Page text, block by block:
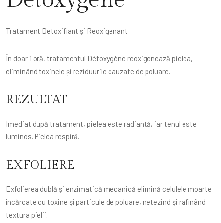
Tratament Detoxifiant și Reoxigenant
În doar 1 oră, tratamentul Détoxygène reoxigenează pielea,
eliminând toxinele și reziduurile cauzate de poluare.
REZULTAT
Imediat după tratament, pielea este radiantă, iar tenul este
luminos. Pielea respiră.
EXFOLIERE
Exfolierea dublă și enzimatică mecanică elimină celulele moarte
încărcate cu toxine și particule de poluare, netezind și rafinând
textura pielii.